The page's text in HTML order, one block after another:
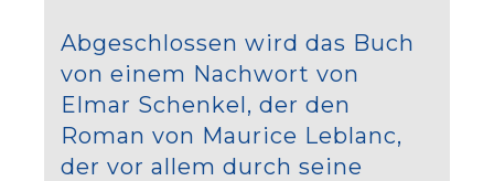
Abgeschlossen wird das Buch
von einem Nachwort von
Elmar Schenkel, der den
Roman von Maurice Leblanc,
der vor allem durch seine